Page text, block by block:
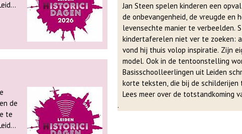
de
te
Jan Steen spelen kinderen een
de onbevangenheid, de vreugde en
levensechte manier te verbeelden.
kindertaferelen niet ver te zoeken:
vond hij thuis volop inspiratie. Zijn
model. Ook in de tentoonstelling
Basisschoolleerlingen uit Leiden
korte teksten, die bij de schilderijen
Lees meer over de totstandkoming